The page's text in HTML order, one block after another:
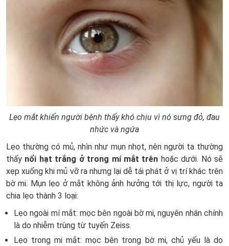
Lẹo mắt khiến người bệnh thấy khó chịu vì nó sưng đỏ, đau
nhức và ngứa
Lẹo thường có mủ, nhìn như mụn nhọt, nên người ta thường
thấy nổi hạt trắng ở trong mí mắt trên hoặc dưới. Nó sẽ
xẹp xuống khi mủ vỡ ra nhưng lại dễ tái phát ở vị trí khác trên
bờ mi. Mụn lẹo ở mắt không ảnh hưởng tới thị lực, người ta
chia lẹo thành 3 loại:
Lẹo ngoài mí mắt: mọc bên ngoài bờ mi, nguyên nhân chính
là do nhiễm trùng từ tuyến Zeiss.
Lẹo trong mi mắt: mọc bên trong bờ mi, chủ yếu là do